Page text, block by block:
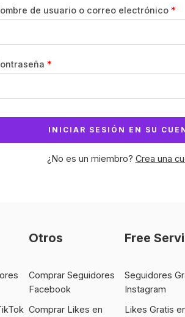
de usuario o correo electrónico *
*
INICIAR SESIÓN EN SU
¿No es un miembro? Crea una
Otros
Comprar Seguidores
Facebook
Comprar Likes en
Free
Seguidores
Instagram
Likes Gratis